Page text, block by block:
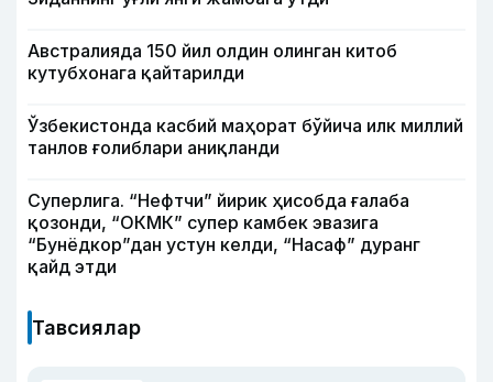
Австралияда 150 йил олдин олинган китоб
кутубхонага қайтарилди
Ўзбекистонда касбий маҳорат бўйича илк миллий
танлов ғолиблари аниқланди
Суперлига. “Нефтчи” йирик ҳисобда ғалаба
қозонди, “ОКМК” супер камбек эвазига
“Бунёдкор”дан устун келди, “Насаф” дуранг
қайд этди
Тавсиялар